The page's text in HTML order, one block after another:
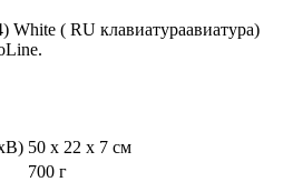
White ( RU клавиатураавиатура)
50 x 22 x 7 см
700 г